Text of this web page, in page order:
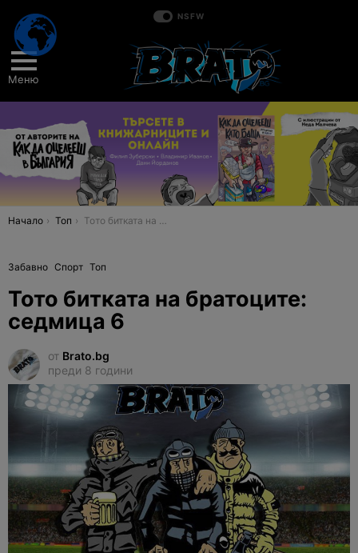
NSFW
Меню
You are here:
Начало Топ Тото битката на братоците: седмица 6
Забавно Спорт Топ
Тото битката на братоците:
седмица 6
от Brato.bg
преди 8 години